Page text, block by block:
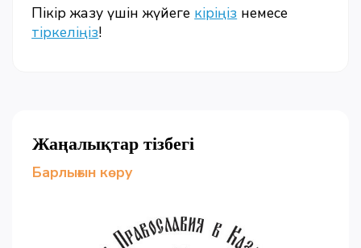
Пікір жазу үшін жүйеге кіріңіз немесе
тіркеліңіз!
Жаңалықтар тізбегі
Барлығын көру